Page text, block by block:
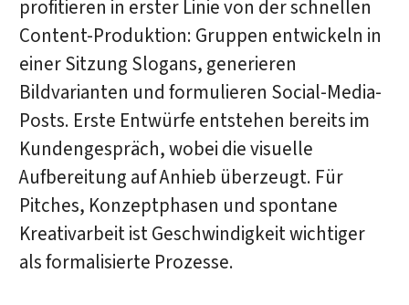
profitieren in erster Linie von der schnellen
Content-Produktion: Gruppen entwickeln in
einer Sitzung Slogans, generieren
Bildvarianten und formulieren Social-Media-
Posts. Erste Entwürfe entstehen bereits im
Kundengespräch, wobei die visuelle
Aufbereitung auf Anhieb überzeugt. Für
Pitches, Konzeptphasen und spontane
Kreativarbeit ist Geschwindigkeit wichtiger
als formalisierte Prozesse.